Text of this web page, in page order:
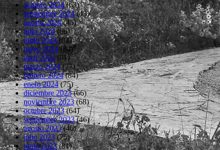
octubre 2024(63)
septiembre 2024(43)
agosto 2024(45)
julio 2024(66)
junio 2024(82)
mayo 2024(84)
abril 2024(81)
marzo 2024(77)
febrero 2024(84)
enero 2024(75)
diciembre 2023(66)
noviembre 2023(68)
octubre 2023(64)
septiembre 2023(46)
agosto 2023(46)
julio 2023(75)
junio 2023(81)